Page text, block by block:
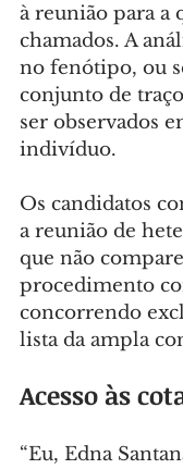
à reunião para a
chamados. A
no fenótipo, ou
conjunto de
ser observados
indivíduo.
Os candidatos
a reunião de
que não
procedimento
concorrendo
lista da ampla
Acesso às
“Eu, Edna